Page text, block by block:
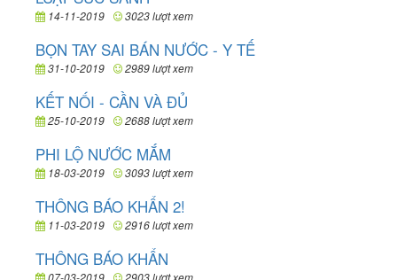
14-11-2019 3023 lượt xem
BỌN TAY SAI BÁN NƯỚC - Y TẾ
31-10-2019 2989 lượt xem
KẾT NỐI - CẦN VÀ ĐỦ
25-10-2019 2688 lượt xem
PHI LỘ NƯỚC MẮM
18-03-2019 3093 lượt xem
THÔNG BÁO KHẨN 2!
11-03-2019 2916 lượt xem
THÔNG BÁO KHẨN
07-03-2019 2903 lượt xem